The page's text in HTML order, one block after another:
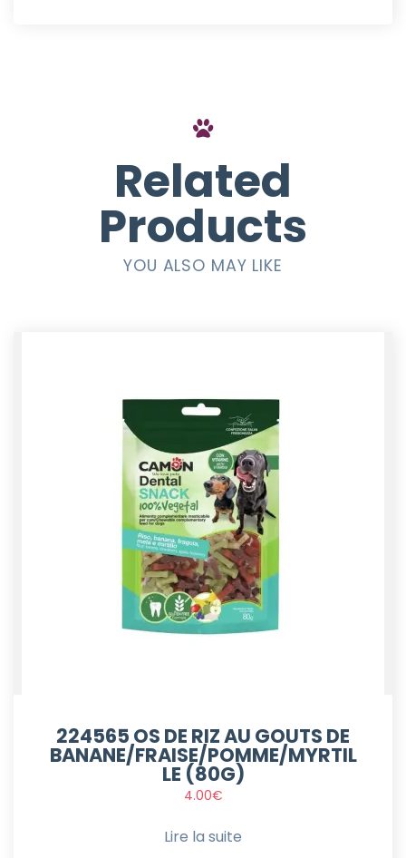
Related
Products
YOU ALSO MAY LIKE
224565 OS DE RIZ AU GOUTS DE
BANANE/FRAISE/POMME/MYRTIL
LE (80G)
4.00€
Lire la suite